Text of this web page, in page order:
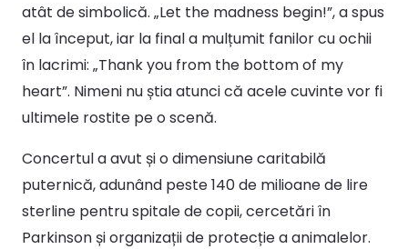
atât de simbolică. „Let the madness begin!”, a spus
el la început, iar la final a mulțumit fanilor cu ochii
în lacrimi: „Thank you from the bottom of my
heart”. Nimeni nu știa atunci că acele cuvinte vor fi
ultimele rostite pe o scenă.
Concertul a avut și o dimensiune caritabilă
puternică, adunând peste 140 de milioane de lire
sterline pentru spitale de copii, cercetări în
Parkinson și organizații de protecție a animalelor.